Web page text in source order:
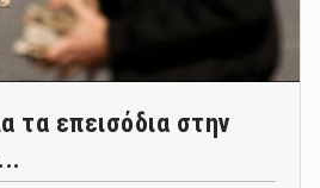
τα επεισόδια στην